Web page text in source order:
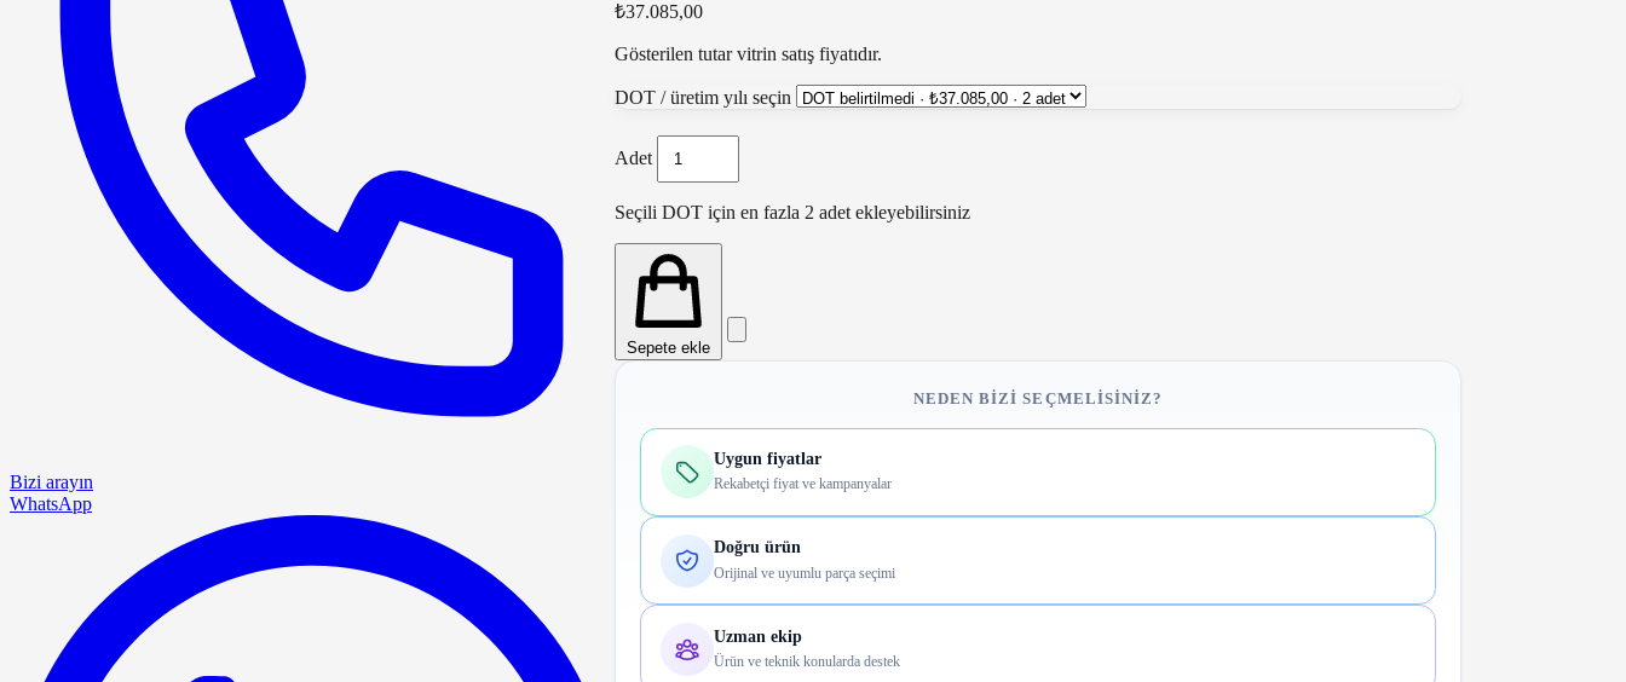
Bizi arayın
WhatsApp
₺37.085,00
Gösterilen tutar vitrin satış fiyatıdır.
DOT / üretim yılı seçin
Adet
Seçili DOT için en fazla 2 adet ekleyebilirsiniz
Sepete ekle
NEDEN BIZI SEÇMELISINIZ?
Uygun fiyatlar
Rekabetçi fiyat ve kampanyalar
Doğru ürün
Orijinal ve uyumlu parça seçimi
Uzman ekip
Ürün ve teknik konularda destek